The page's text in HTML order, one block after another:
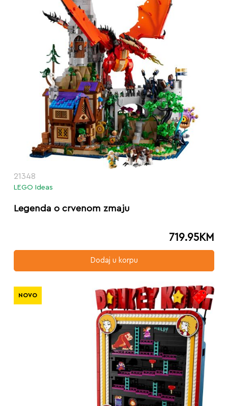
21348
LEGO Ideas
Legenda o crvenom zmaju
719.95KM
Dodaj u korpu
NOVO